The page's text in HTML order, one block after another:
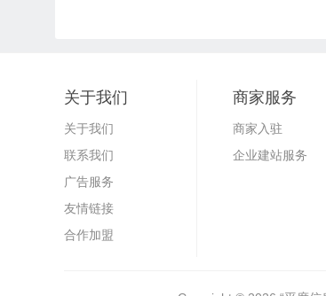
关于我们
关于我们
联系我们
广告服务
友情链接
合作加盟
商家服务
商家入驻
企业建站服务